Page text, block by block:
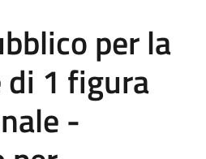
per la
di 1 figura
-